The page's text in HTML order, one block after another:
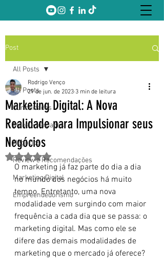
Post
All Posts
Curiosidades
Mitos e Verdades
Negócios
Review e Recomendações
Marketing Digital
Empreendedorismo
All Posts
Marketing Digital: A Nova
Realidade para Impulsionar seus
Negócios
Rodrigo Venço
29 de jun. de 2023 3 min de leitura
Avaliado com NaN de 5 estrelas.
O marketing já faz parte do dia a dia
no mundo dos negócios há muito
tempo. Entretanto, uma nova
modalidade vem surgindo com maior
frequência a cada dia que se passa: o
marketing digital. Mas como ele se
difere das demais modalidades de
marketing que o mercado já oferece?